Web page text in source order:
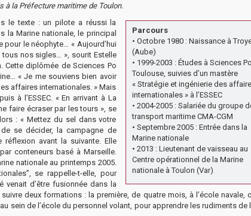
à la Préfecture maritime de Toulon.
Parcours
• Octobre 1980 : Naissance à
(Aube)
• 1999-2003 : Études à Sciences Po
Toulouse, suivies d’un mastère
« Stratégie et ingénierie des
internationales » à l’ESSEC
• 2004-2005 : Salariée du groupe
transport maritime CMA-CGM
• Septembre 2005 : Entrée dans la
Marine nationale
• 2013 : Lieutenant de vaisseau au
Centre opérationnel de la Marine
nationale à Toulon (Var)
le texte : un pilote a réussi la
la Marine nationale, le principal
pour le néophyte… « Aujourd’hui
nos sigles… », sourit Estelle
Cette diplômée de Sciences Po
« Je me souviens bien avoir
affaires internationales. » Mais
à l’ESSEC. « En arrivant à La
faire écraser par les tours », se
: « Mettez du sel dans votre
se décider, la campagne de
réflexion avant la suivante. Elle
conteneurs basé à Marseille.
nationale au printemps 2005.
se rappelle-t-elle, pour
venait d’être fusionnée dans la
deux formations : la première, de quatre mois, à l’école navale,
sein de l’école du personnel volant, pour apprendre les rudiments de